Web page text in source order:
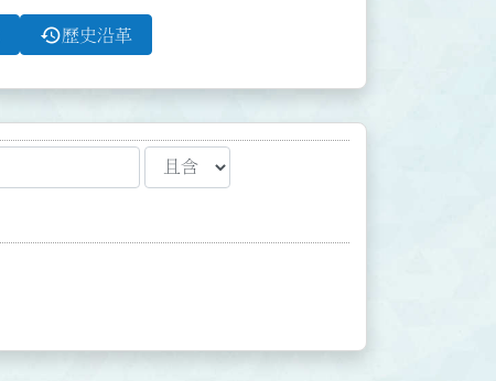
history歷史沿革